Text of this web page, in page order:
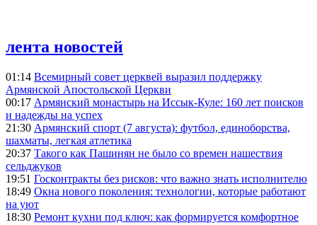
лента новостей
01:14 Всемирный совет церквей выразил поддержку
Армянской Апостольской Церкви
00:17 Армянский монастырь на Иссык-Куле: 160 лет поисков
и надежды на успех
21:30 Армянский спорт (7 августа): футбол, единоборства,
шахматы, легкая атлетика
20:37 Такого как Пашинян не было со времен нашествия
сельджуков
19:51 Госконтракты без рисков: что важно знать исполнителю
18:49 Окна нового поколения: технологии, которые работают
на уют
18:30 Ремонт кухни под ключ: как формируется комфортное